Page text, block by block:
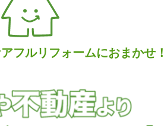
フルリフォームにおまかせ